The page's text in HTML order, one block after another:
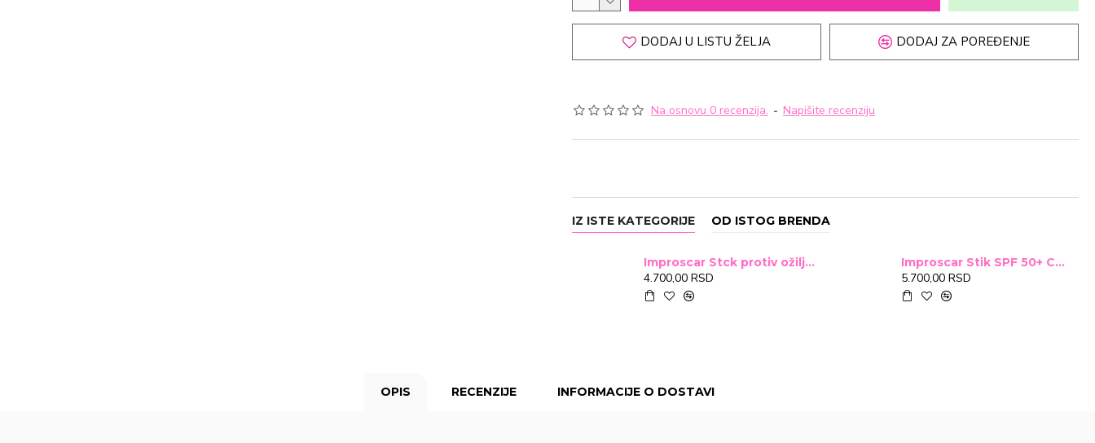
Na osnovu 0 recenzija. - Napišite recenziju
DODAJ U LISTU ŽELJA DODAJ ZA POREĐENJE
IZ ISTE KATEGORIJE OD ISTOG BRENDA
Improscar Stck protiv ožiljaka 4,6g
4.700,00 RSD
Improscar Stik SPF 50+ Conceal 6,9g (tonirani)
5.700,00 RSD
OPIS RECENZIJE INFORMACIJE O DOSTAVI